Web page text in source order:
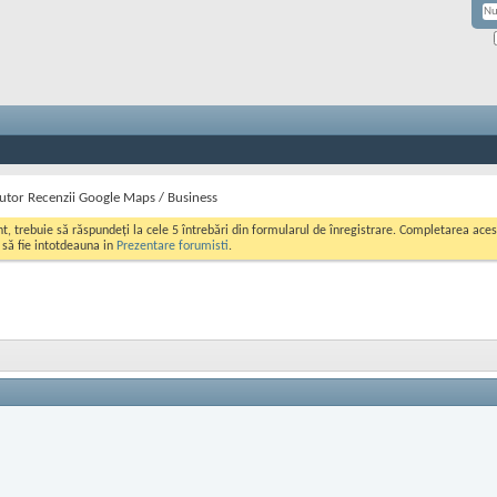
Recenzii Google Maps / Business
trebuie să răspundeți la cele 5 întrebări din formularul de înregistrare. Completarea
fie intotdeauna in Prezentare forumisti.